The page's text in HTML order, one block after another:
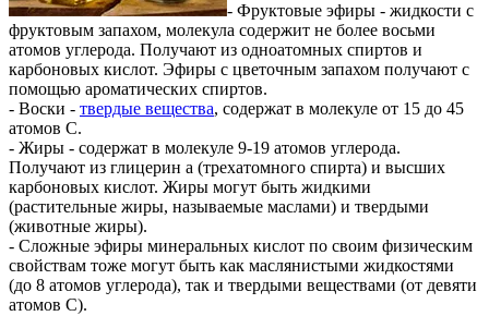
- Фруктовые эфиры - жидкости с
фруктовым запахом, молекула содержит не более восьми
атомов углерода. Получают из одноатомных спиртов и
карбоновых кислот. Эфиры с цветочным запахом получают с
помощью ароматических спиртов.
- Воски - твердые вещества, содержат в молекуле от 15 до 45
атомов С.
- Жиры - содержат в молекуле 9-19 атомов углерода.
Получают из глицерин а (трехатомного спирта) и высших
карбоновых кислот. Жиры могут быть жидкими
(растительные жиры, называемые маслами) и твердыми
(животные жиры).
- Сложные эфиры минеральных кислот по своим физическим
свойствам тоже могут быть как маслянистыми жидкостями
(до 8 атомов углерода), так и твердыми веществами (от девяти
атомов C).